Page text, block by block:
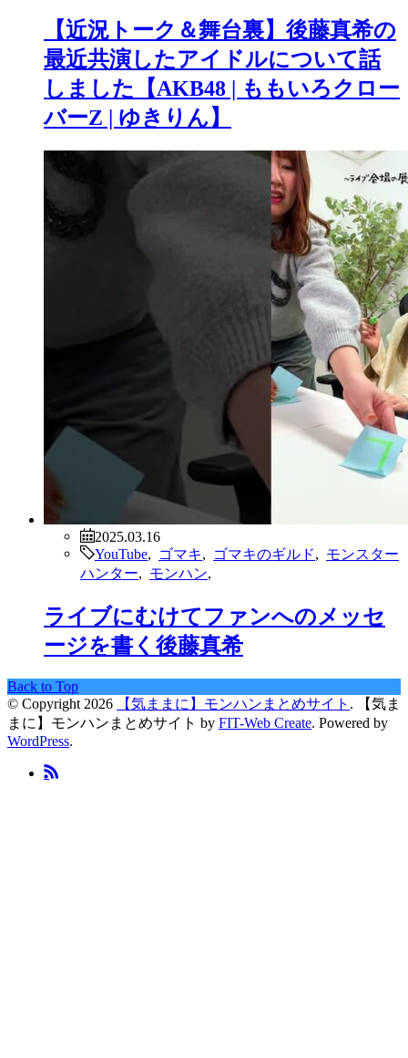
【近況トーク＆舞台裏】後藤真希の
最近共演したアイドルについて話
しました【AKB48 | ももいろクロー
バーZ | ゆきりん】
2025.03.16
YouTube
ゴマキ ゴマキのギルド
モンスター
ハンター
モンハン
ライブにむけてファンへのメッセ
ージを書く後藤真希
Back to Top
© Copyright 2026
【気ままに】モンハンまとめサイト .
【気ま
まに】モンハンまとめサイト by FIT-Web Create. Powered by
WordPress.